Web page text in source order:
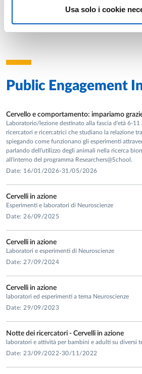
Usa solo i cookie
Manager: Maranesi Monica
Public Engagement
Cervello e comportamento: impariamo
Laboratorio/lezione destinato alla fascia d'età 6-
ricercatori e ricercatrici che studiano la relazione
spiegando come funzionano gli esperimenti
parlando dell'utilizzo degli animali nella ricerca
all'interno del programma Researchers@School.
Date: 16/01/2026-31/05/2026
Cervelli in azione
Esperimenti e laboratori di Neuroscienze
Date: 26/09/2025
Cervelli in azione
Laboratori e esperimenti di Neuroscienze
Date: 27/09/2024
Cervelli in azione
laboratori ed esperimenti a tema Neuroscienze
Date: 29/09/2023
Notte dei ricercatori - Cervelli in azione
laboratori e attività per bambini e adulti su diversi
Date: 23/09/2022-30/11/2022